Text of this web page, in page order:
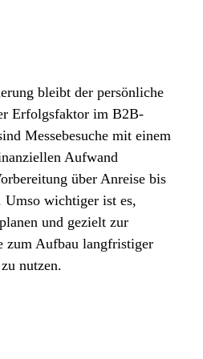
bleibt der persönliche
Erfolgsfaktor im B2B-
Messebesuche mit einem
Aufwand
über Anreise bis
Umso wichtiger ist es,
und gezielt zur
zum Aufbau langfristiger
nutzen.